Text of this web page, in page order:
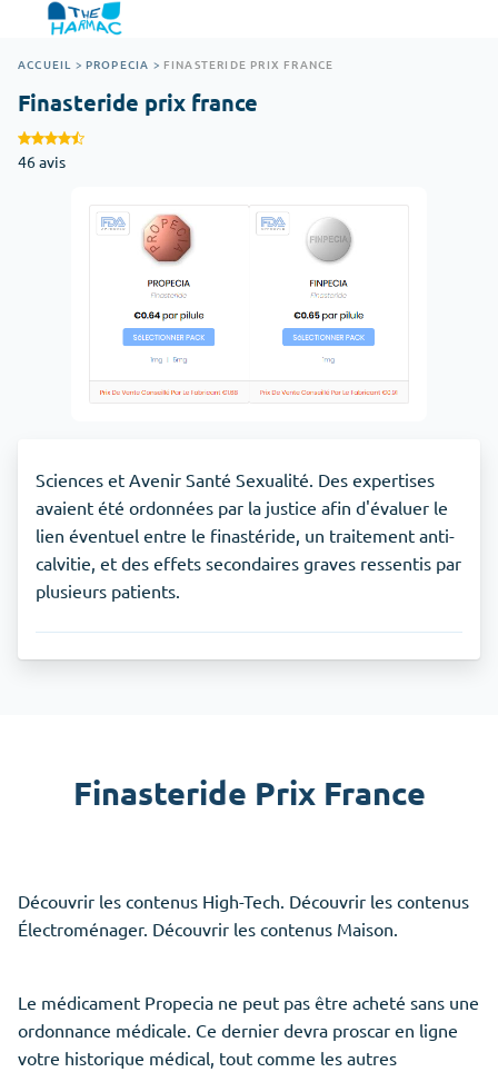
ACCUEIL > PROPECIA > FINASTERIDE PRIX FRANCE
Finasteride prix france
46 avis
Sciences et Avenir Santé Sexualité. Des expertises
avaient été ordonnées par la justice afin d'évaluer le
lien éventuel entre le finastéride, un traitement anti-
calvitie, et des effets secondaires graves ressentis par
plusieurs patients.
Finasteride Prix France
Découvrir les contenus High-Tech. Découvrir les contenus
Électroménager. Découvrir les contenus Maison.
Le médicament Propecia ne peut pas être acheté sans une
ordonnance médicale. Ce dernier devra proscar en ligne
votre historique médical, tout comme les autres